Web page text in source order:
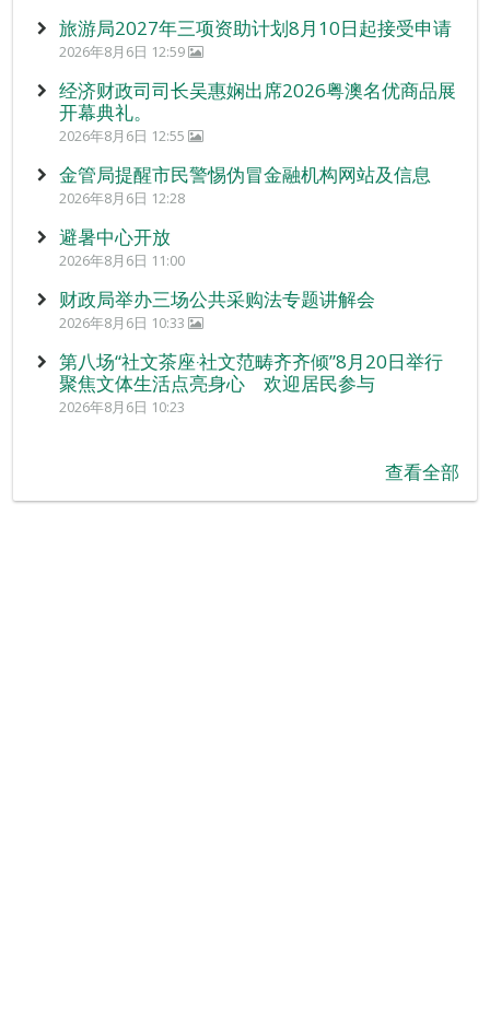
旅游局2027年三项资助计划8月10日起接受申请
2026年8月6日 12:59
经济财政司司长吴惠娴出席2026粤澳名优商品展
开幕典礼。
2026年8月6日 12:55
金管局提醒市民警惕伪冒金融机构网站及信息
2026年8月6日 12:28
避暑中心开放
2026年8月6日 11:00
财政局举办三场公共采购法专题讲解会
2026年8月6日 10:33
第八场“社文茶座‧社文范畴齐齐倾”8月20日举行
聚焦文体生活点亮身心 欢迎居民参与
2026年8月6日 10:23
查看全部